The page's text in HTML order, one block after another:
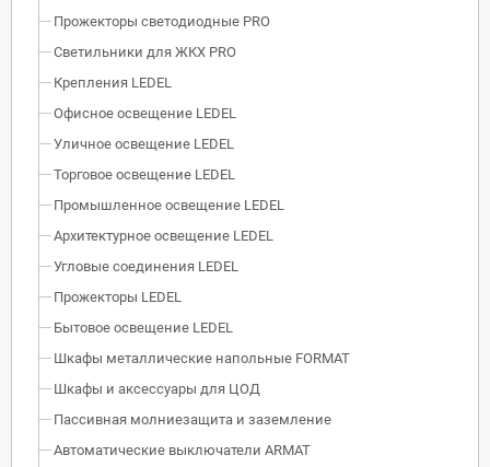
Прожекторы светодиодные PRO
Светильники для ЖКХ PRO
Крепления LEDEL
Офисное освещение LEDEL
Уличное освещение LEDEL
Торговое освещение LEDEL
Промышленное освещение LEDEL
Архитектурное освещение LEDEL
Угловые соединения LEDEL
Прожекторы LEDEL
Бытовое освещение LEDEL
Шкафы металлические напольные FORMAT
Шкафы и аксессуары для ЦОД
Пассивная молниезащита и заземление
Автоматические выключатели ARMAT